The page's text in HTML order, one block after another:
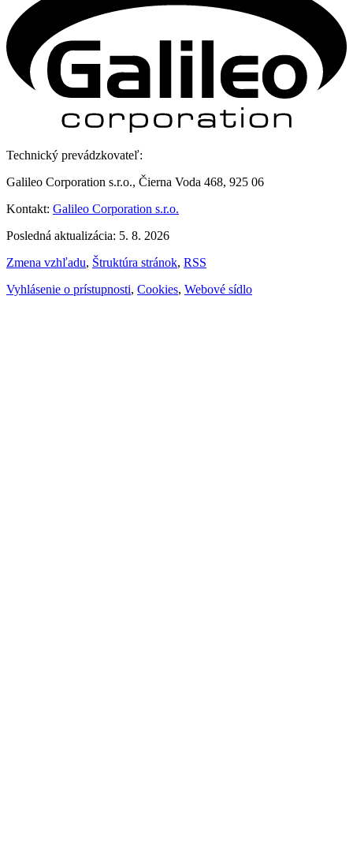
Technický prevádzkovateľ:
Galileo Corporation s.r.o., Čierna Voda 468, 925 06
Kontakt: Galileo Corporation s.r.o.
Posledná aktualizácia: 5. 8. 2026
Zmena vzhľadu, Štruktúra stránok, RSS
Vyhlásenie o prístupnosti, Cookies, Webové sídlo